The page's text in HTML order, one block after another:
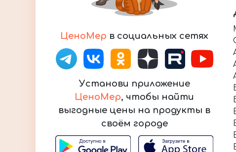
ЦеноМер в социальных сетях
Установи приложение
ЦеноМер, чтобы найти
выгодные цены на продукты в
своём городе